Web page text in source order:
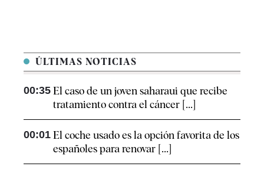
ÚLTIMAS NOTICIAS
00:35 El caso de un joven saharaui que recibe
tratamiento contra el cáncer [...]
00:01 El coche usado es la opción favorita de los
españoles para renovar [...]